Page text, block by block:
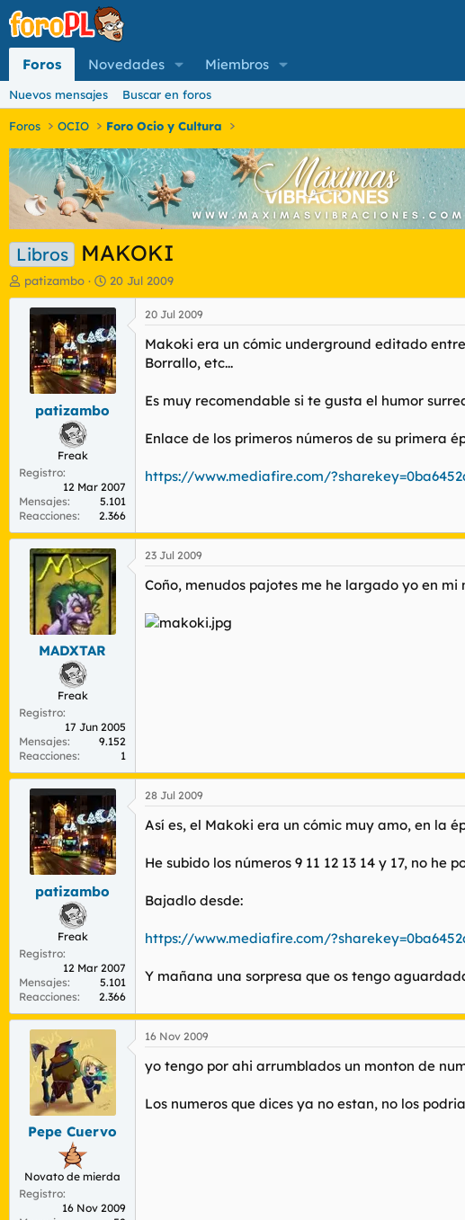
Foros Novedades Miembros
Nuevos mensajes Buscar en foros
Foros OCIO Foro Ocio y Cultura
Libros MAKOKI
I
n
a
d
o
t
m
a
patizambo
F
e
c
h
a
d
e
i
20 Jul 2009
patizambo
Freak
Registro
12 Mar 2007
Mensajes
5.101
Reacciones
2.366
20 Jul 2009
Makoki era un cómic underground editado
Borrallo, etc...
Es muy recomendable si te gusta el humor
Enlace de los primeros números de su primera
https://www.mediafire.com/
MADXTAR
Freak
Registro
17 Jun 2005
Mensajes
9.152
Reacciones
1
23 Jul 2009
Coño, menudos pajotes me he largado yo en
patizambo
Freak
Registro
12 Mar 2007
Mensajes
5.101
Reacciones
2.366
28 Jul 2009
Así es, el Makoki era un cómic muy amo, en la
He subido los números 9 11 12 13 14 y 17, no
Bajadlo desde:
https://www.mediafire.com/
Y mañana una sorpresa que os tengo
Pepe Cuervo
Novato de mierda
Registro
16 Nov 2009
16 Nov 2009
yo tengo por ahi arrumblados un monton de
Los numeros que dices ya no estan, no los